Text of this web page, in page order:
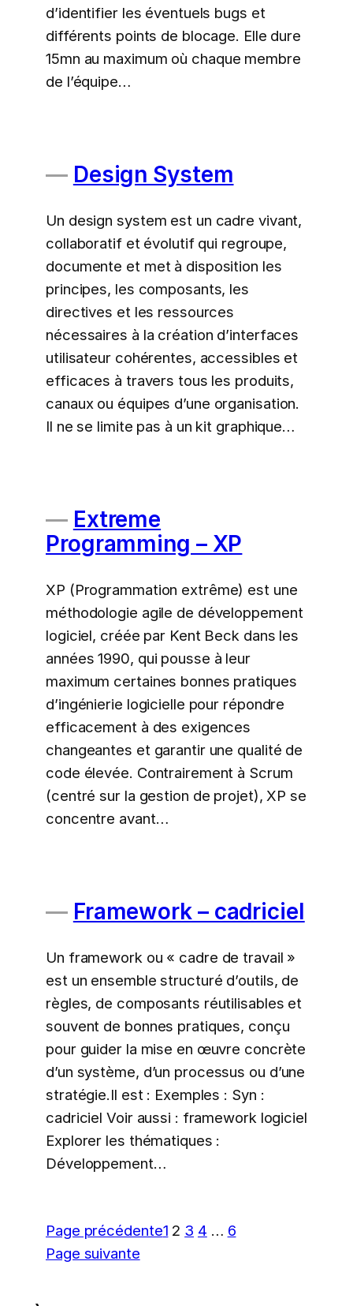
d’identifier les éventuels bugs et
différents points de blocage. Elle dure
15mn au maximum où chaque membre
de l’équipe…
Design System
Un design system est un cadre vivant,
collaboratif et évolutif qui regroupe,
documente et met à disposition les
principes, les composants, les
directives et les ressources
nécessaires à la création d’interfaces
utilisateur cohérentes, accessibles et
efficaces à travers tous les produits,
canaux ou équipes d’une organisation.
Il ne se limite pas à un kit graphique…
Extreme
Programming – XP
XP (Programmation extrême) est une
méthodologie agile de développement
logiciel, créée par Kent Beck dans les
années 1990, qui pousse à leur
maximum certaines bonnes pratiques
d’ingénierie logicielle pour répondre
efficacement à des exigences
changeantes et garantir une qualité de
code élevée. Contrairement à Scrum
(centré sur la gestion de projet), XP se
concentre avant…
Framework – cadriciel
Un framework ou « cadre de travail »
est un ensemble structuré d’outils, de
règles, de composants réutilisables et
souvent de bonnes pratiques, conçu
pour guider la mise en œuvre concrète
d’un système, d’un processus ou d’une
stratégie.Il est : Exemples : Syn :
cadriciel Voir aussi : framework logiciel
Explorer les thématiques :
Développement…
Page précédente1 2 3 4 … 6
Page suivante